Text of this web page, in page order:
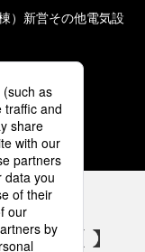
）新営その他電気設
5
カウント